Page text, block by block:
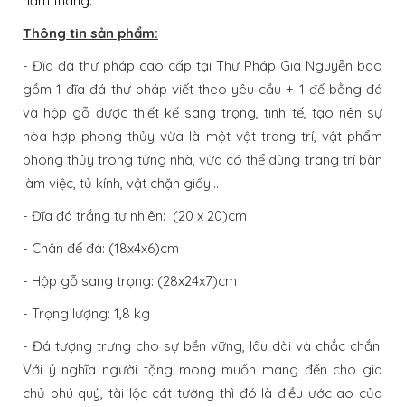
Thông tin sản phẩm:
- Đĩa đá thư pháp cao cấp tại Thư Pháp Gia Nguyễn bao
gồm 1 đĩa đá thư pháp viết theo yêu cầu + 1 đế bằng đá
và hộp gỗ được thiết kế sang trọng, tinh tế, tạo nên sự
hòa hợp phong thủy vừa là một vật trang trí, vật phẩm
phong thủy trong từng nhà, vừa có thể dùng trang trí bàn
làm việc, tủ kính, vật chặn giấy…
- Đĩa đá trắng tự nhiên: (20 x 20)cm
- Chân đế đá: (18x4x6)cm
- Hộp gỗ sang trọng: (28x24x7)cm
- Trọng lượng: 1,8 kg
- Đá tượng trưng cho sự bền vững, lâu dài và chắc chắn.
Với ý nghĩa người tặng mong muốn mang đến cho gia
chủ phú quý, tài lộc cát tường thì đó là điều ước ao của